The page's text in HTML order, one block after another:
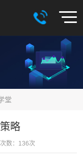
堂
略
数： 136次